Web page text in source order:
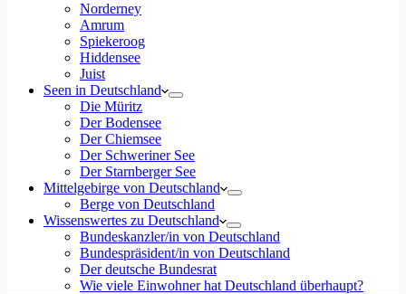
Norderney
Amrum
Spiekeroog
Hiddensee
Juist
Seen in Deutschland
Die Müritz
Der Bodensee
Der Chiemsee
Der Schweriner See
Der Starnberger See
Mittelgebirge von Deutschland
Berge von Deutschland
Wissenswertes zu Deutschland
Bundeskanzler/in von Deutschland
Bundespräsident/in von Deutschland
Der deutsche Bundesrat
Wie viele Einwohner hat Deutschland überhaupt?